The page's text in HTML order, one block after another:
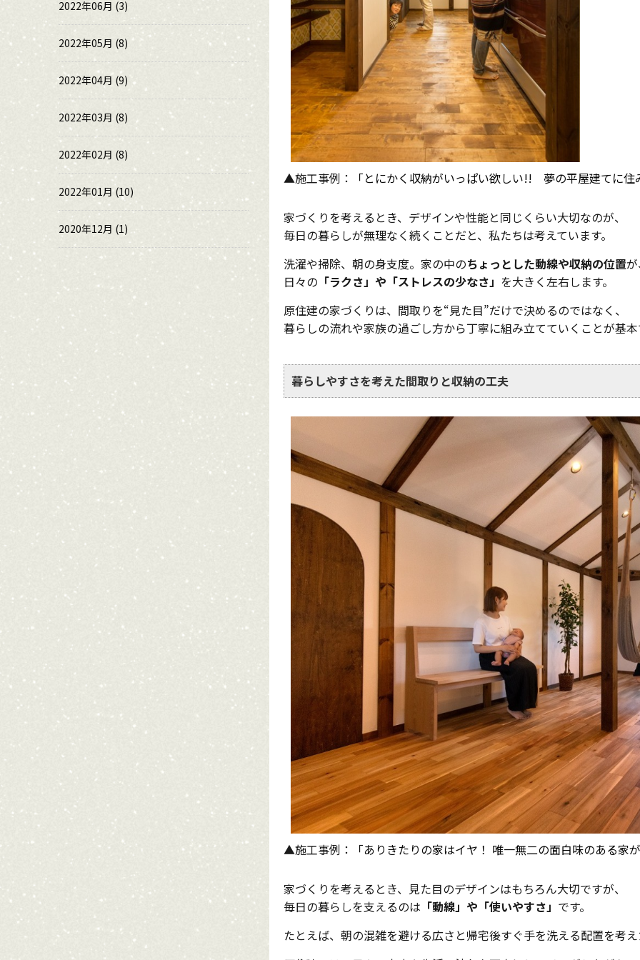
▲施工事例： 「とにかく収納がいっぱい欲しい!! 夢の平屋建てに
家づくりを考えるとき、デザインや性能と同じくらい大切なのが、
毎日の暮らしが無理なく続くことだと、私たちは考えています。
洗濯や掃除、朝の身支度。家の中のちょっとした動線や収納の位置
日々の 「ラクさ」や「ストレスの少なさ」 を大きく左右します。
原住建の家づくりは、間取りを“見た目”だけで決めるのではなく、
暮らしの流れや家族の過ごし方から丁寧に組み立てていくことが基
暮らしやすさを考えた間取りと収納の工夫
▲施工事例： 「ありきたりの家はイヤ！ 唯一無二の面白味のある家
家づくりを考えるとき、見た目のデザインはもちろん大切ですが、
毎日の暮らしを支えるのは 「動線」や「使いやすさ」 です。
たとえば、朝の混雑を避ける広さと帰宅後すぐ手を洗える配置を考
2022年06月 (3)
2022年05月 (8)
2022年04月 (9)
2022年03月 (8)
2022年02月 (8)
2022年01月 (10)
2020年12月 (1)